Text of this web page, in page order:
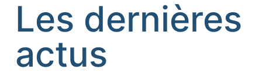
Les dernières
actus